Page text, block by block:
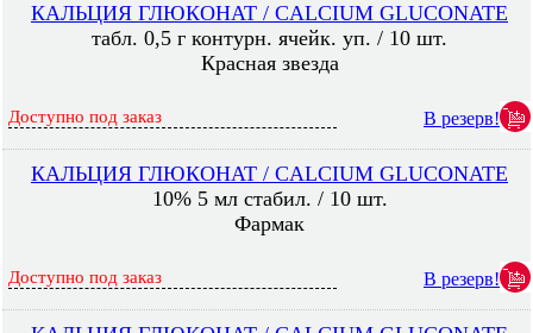
КАЛЬЦИЯ ГЛЮКОНАТ / CALCIUM GLUCONATE
табл. 0,5 г контурн. ячейк. уп. / 10 шт.
Красная звезда
Доступно под заказ В резерв!
КАЛЬЦИЯ ГЛЮКОНАТ / CALCIUM GLUCONATE
10% 5 мл стабил. / 10 шт.
Фармак
Доступно под заказ В резерв!